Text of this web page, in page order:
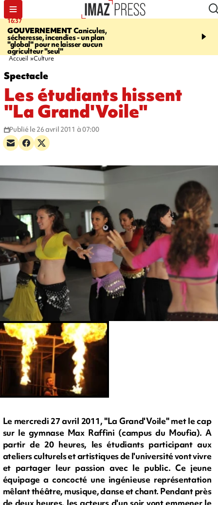
16:37
GOUVERNEMENTCanicules,
sécheresse, incendies - un plan
"global" pour ne laisser aucun
agriculteur "seul"
20:23
interpellé, coprs
Accueil Culture
Spectacle
Les étudiants hissent
"La Grand'Voile"
Publié le 26 avril 2011 à 07:00
Le mercredi 27 avril 2011, "La Grand'Voile" met le cap
sur le gymnase Max Raffini (campus du Moufia). A
partir de 20 heures, les étudiants participant aux
ateliers culturels et artistiques de l'université vont vivre
et partager leur passion avec le public. Ce jeune
équipage a concocté une ingénieuse représentation
mêlant théâtre, musique, danse et chant. Pendant près